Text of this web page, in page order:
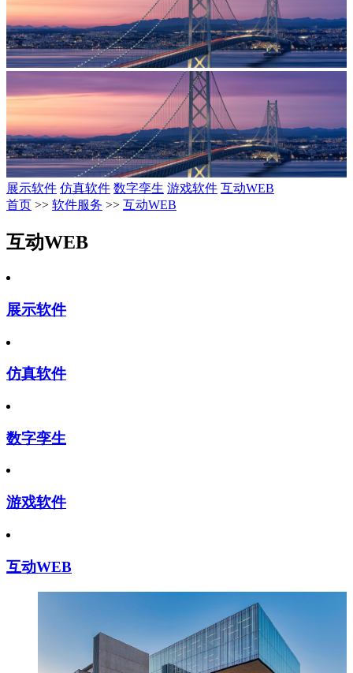
展示软件 仿真软件 数字孪生 游戏软件 互动WEB
首页 >> 软件服务 >> 互动WEB
互动WEB
展示软件
仿真软件
数字孪生
游戏软件
互动WEB